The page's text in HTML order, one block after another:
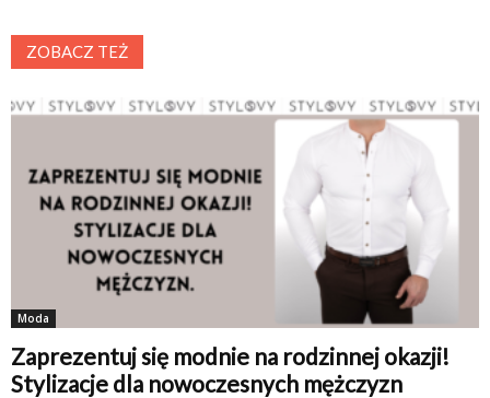
ZOBACZ TEŻ
Moda
Zaprezentuj się modnie na rodzinnej okazji!
Stylizacje dla nowoczesnych mężczyzn